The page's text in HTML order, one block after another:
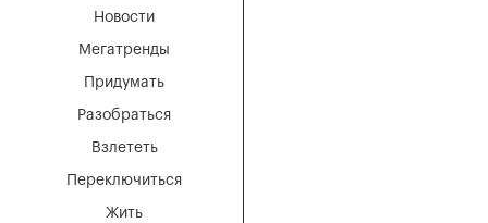
Мегатренды
Придумать
Разобраться
Взлететь
Новости
Переключиться
Жить